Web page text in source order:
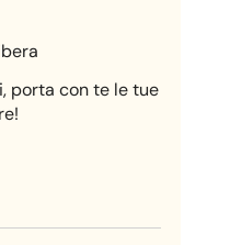
porta con te le tue